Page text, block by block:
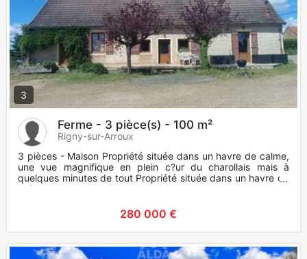
3
Ferme - 3 pièce(s) - 100 m²
Rigny-sur-Arroux
3 pièces - Maison Propriété située dans un havre de calme,
une vue magnifique en plein c?ur du charollais mais à
quelques minutes de tout Propriété située dans un havre de
paix
280 000 €